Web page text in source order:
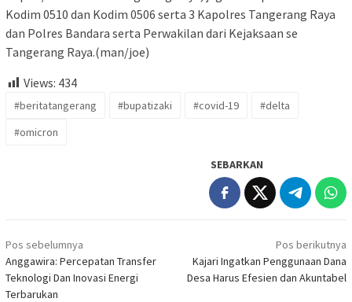
Kodim 0510 dan Kodim 0506 serta 3 Kapolres Tangerang Raya
dan Polres Bandara serta Perwakilan dari Kejaksaan se
Tangerang Raya.(man/joe)
Views: 434
#beritatangerang #bupatizaki #covid-19
#delta
#omicron
SEBARKAN
Navigasi
pos
Pos sebelumnya
Anggawira: Percepatan Transfer
Teknologi Dan Inovasi Energi
Terbarukan
Pos berikutnya
Kajari Ingatkan Penggunaan Dana
Desa Harus Efesien dan Akuntabel